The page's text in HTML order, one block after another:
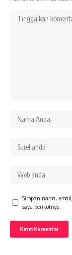
Simpan nama,
saya berikutnya.